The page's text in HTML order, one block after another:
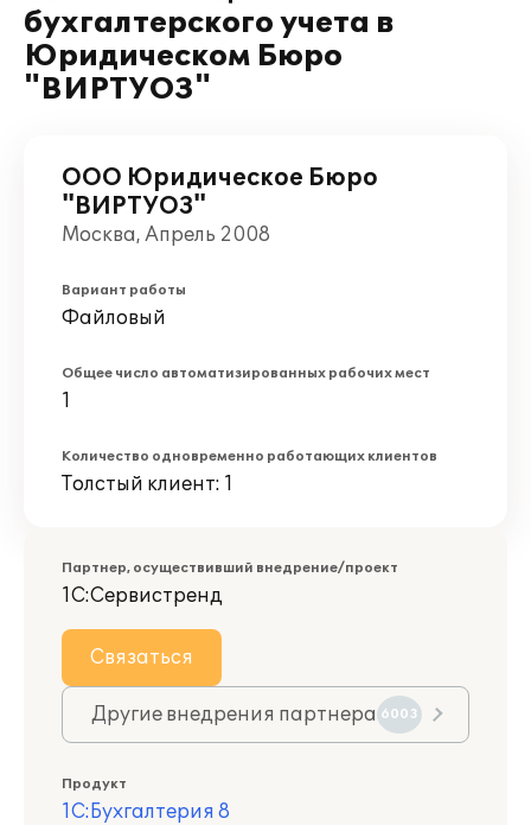
бухгалтерского учета в
Юридическом Бюро
"ВИРТУОЗ"
ООО Юридическое Бюро
"ВИРТУОЗ"
Москва, Апрель 2008
Вариант работы
Файловый
Общее число автоматизированных рабочих мест
1
Количество одновременно работающих клиентов
Толстый клиент: 1
Партнер, осуществивший внедрение/проект
1С:Сервистренд
Связаться
Другие внедрения партнера 6003
Продукт
1С:Бухгалтерия 8